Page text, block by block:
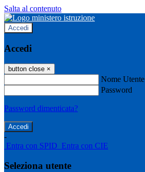
Salta al contenuto
Accedi
Accedi
button close ×
Nome Utente
Password
Password dimenticata?
-
Entra con SPID Entra con CIE
Seleziona utente